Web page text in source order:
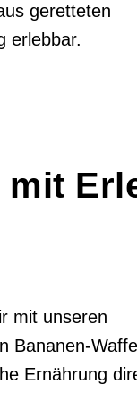
geretteten
erlebbar.
mit
mit unseren
Bananen-
Ernährung